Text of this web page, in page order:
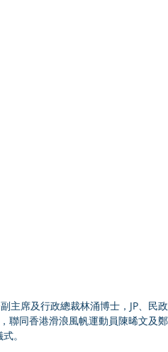
主席及行政總裁林涌博士，JP、民
聯同香港滑浪風帆運動員陳晞文及
式。